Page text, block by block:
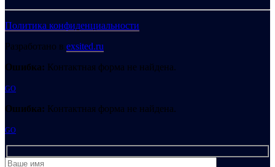
Политика конфиденциальности
Разработано в exsited.ru
Ошибка: Контактная форма не найдена.
GO
Ошибка: Контактная форма не найдена.
GO